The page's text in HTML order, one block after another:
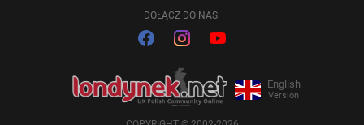
DOŁĄCZ DO NAS:
English
Version